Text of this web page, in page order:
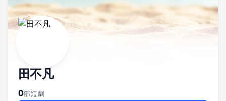
田不凡
0部短劇